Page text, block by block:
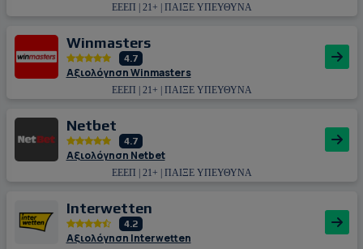
ΕΕΕΠ | 21+ | ΠΑΙΞΕ ΥΠΕΥΘΥΝΑ
Winmasters
4.7
Αξιολόγηση Winmasters
ΕΕΕΠ | 21+ | ΠΑΙΞΕ ΥΠΕΥΘΥΝΑ
Netbet
4.7
Αξιολόγηση Netbet
ΕΕΕΠ | 21+ | ΠΑΙΞΕ ΥΠΕΥΘΥΝΑ
Interwetten
4.2
Αξιολόγηση Interwetten